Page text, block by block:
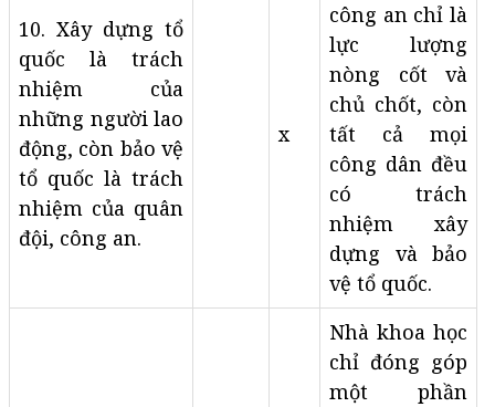
10. Xây dựng tổ
quốc là trách
nhiệm của
những người lao
động, còn bảo vệ
tổ quốc là trách
nhiệm của quân
đội, công an.
x
công an chỉ là
lực lượng
nòng cốt và
chủ chốt, còn
tất cả mọi
công dân đều
có trách
nhiệm xây
dựng và bảo
vệ tổ quốc.
Nhà khoa học
chỉ đóng góp
một phần